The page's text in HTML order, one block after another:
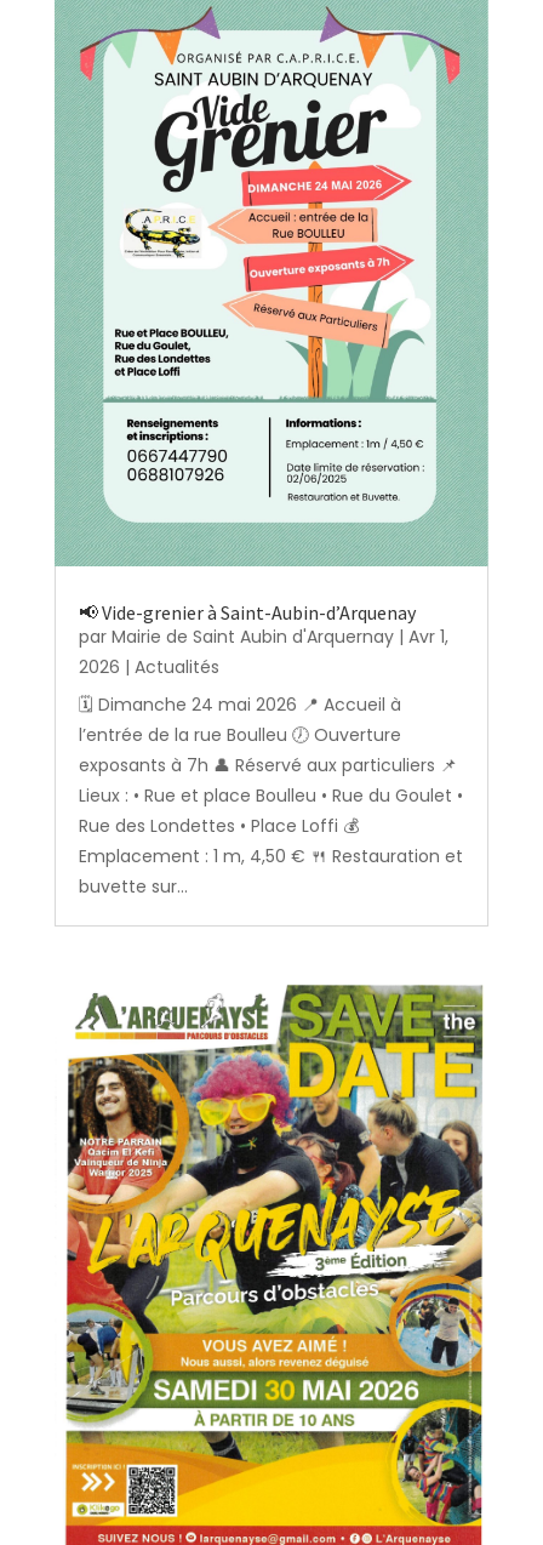
📢 Vide-grenier à Saint-Aubin-d’Arquenay
par Mairie de Saint Aubin d'Arquernay| Avr 1,
2026 | Actualités
🗓️ Dimanche 24 mai 2026 📍 Accueil à
l’entrée de la rue Boulleu 🕖 Ouverture
exposants à 7h 👤 Réservé aux particuliers 📌
Lieux : • Rue et place Boulleu • Rue du Goulet •
Rue des Londettes • Place Loffi 💰
Emplacement : 1 m, 4,50 € 🍴 Restauration et
buvette sur...